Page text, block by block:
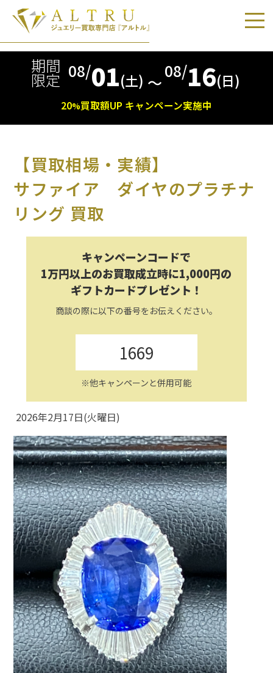
期間
限定 08/01(土) 〜
08/16(日)
20%買取額UP キャンペーン実施中
【買取相場・実績】
サファイア ダイヤのプラチナ
リング 買取
キャンペーンコードで
1万円以上のお買取成立時に1,000円の
ギフトカードプレゼント！
商談の際に以下の番号をお伝えください。
1669
※他キャンペーンと併用可能
2026年2月17日(火曜日)